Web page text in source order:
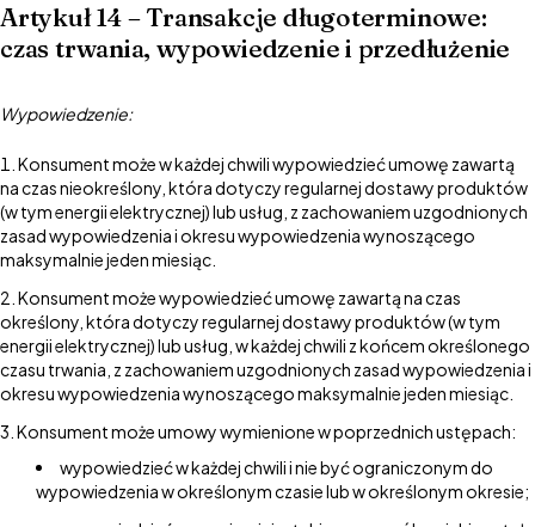
Artykuł 14 – Transakcje długoterminowe:
czas trwania, wypowiedzenie i przedłużenie
Wypowiedzenie:
Konsument może w każdej chwili wypowiedzieć umowę zawartą
na czas nieokreślony, która dotyczy regularnej dostawy produktów
(w tym energii elektrycznej) lub usług, z zachowaniem uzgodnionych
zasad wypowiedzenia i okresu wypowiedzenia wynoszącego
maksymalnie jeden miesiąc.
Konsument może wypowiedzieć umowę zawartą na czas
określony, która dotyczy regularnej dostawy produktów (w tym
energii elektrycznej) lub usług, w każdej chwili z końcem określonego
czasu trwania, z zachowaniem uzgodnionych zasad wypowiedzenia i
okresu wypowiedzenia wynoszącego maksymalnie jeden miesiąc.
Konsument może umowy wymienione w poprzednich ustępach:
wypowiedzieć w każdej chwili i nie być ograniczonym do
wypowiedzenia w określonym czasie lub w określonym okresie;